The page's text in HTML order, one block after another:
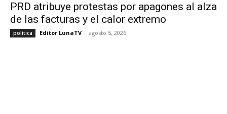
PRD atribuye protestas por apagones al alza
de las facturas y el calor extremo
política Editor LunaTV - agosto 5, 2026